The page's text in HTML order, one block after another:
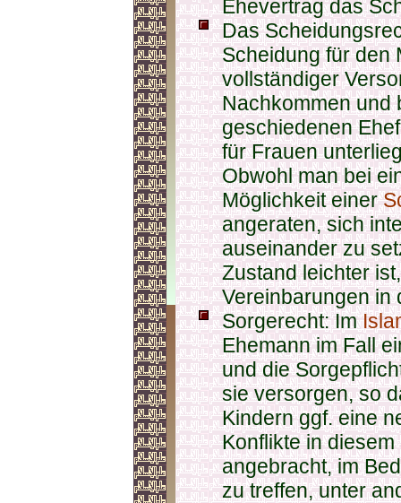
Ehevertrag das
Das
Scheidung für den
vollständiger
Nachkommen und
geschiedenen
für Frauen
Obwohl man bei
Möglichkeit einer
angeraten, sich
auseinander zu
Zustand leichter
Vereinbarungen in
Sorgerecht: Im
Ehemann im Fall
und die
sie versorgen, so
Kindern ggf. eine
Konflikte in
angebracht, im
zu treffen, unter